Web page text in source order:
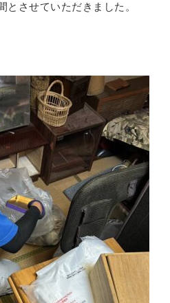
とさせていただきました。